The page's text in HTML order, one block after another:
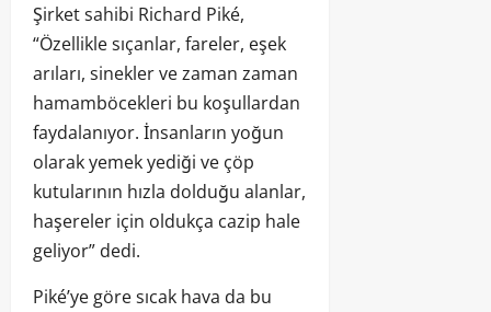
Şirket sahibi Richard Piké,
“Özellikle sıçanlar, fareler, eşek
arıları, sinekler ve zaman zaman
hamamböcekleri bu koşullardan
faydalanıyor. İnsanların yoğun
olarak yemek yediği ve çöp
kutularının hızla dolduğu alanlar,
haşereler için oldukça cazip hale
geliyor” dedi.
Piké’ye göre sıcak hava da bu